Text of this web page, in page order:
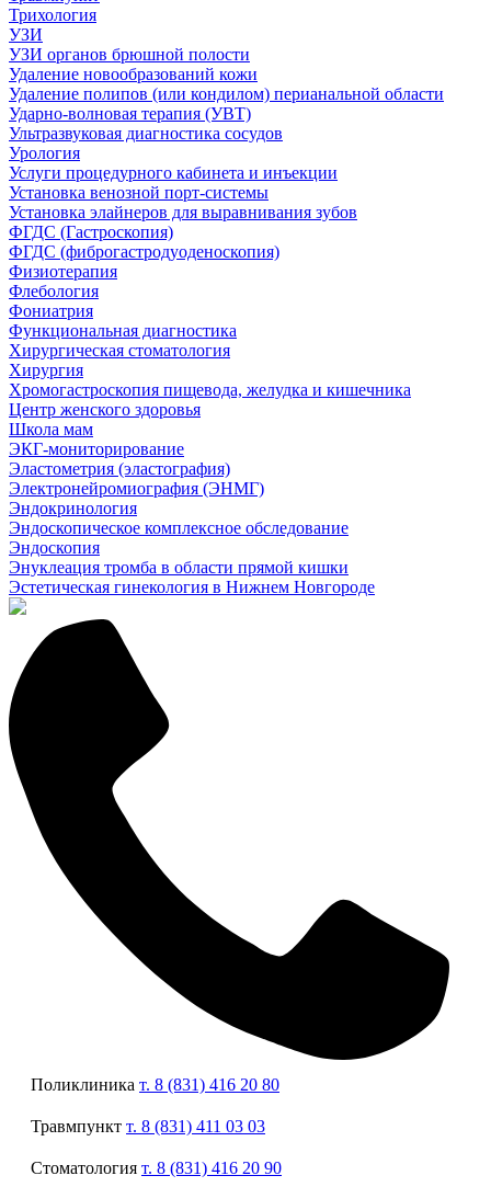
Трихология
УЗИ
УЗИ органов брюшной полости
Удаление новообразований кожи
Удаление полипов (или кондилом) перианальной области
Ударно-волновая терапия (УВТ)
Ультразвуковая диагностика сосудов
Урология
Услуги процедурного кабинета и инъекции
Установка венозной порт-системы
Установка элайнеров для выравнивания зубов
ФГДС (Гастроскопия)
ФГДС (фиброгастродуоденоскопия)
Физиотерапия
Флебология
Фониатрия
Функциональная диагностика
Хирургическая стоматология
Хирургия
Хромогастроскопия пищевода, желудка и кишечника
Центр женского здоровья
Школа мам
ЭКГ-мониторирование
Эластометрия (эластография)
Электронейромиография (ЭНМГ)
Эндокринология
Эндоскопическое комплексное обследование
Эндоскопия
Энуклеация тромба в области прямой кишки
Эстетическая гинекология в Нижнем Новгороде
Поликлиника т. 8 (831) 416 20 80
Травмпункт т. 8 (831) 411 03 03
Стоматология т. 8 (831) 416 20 90